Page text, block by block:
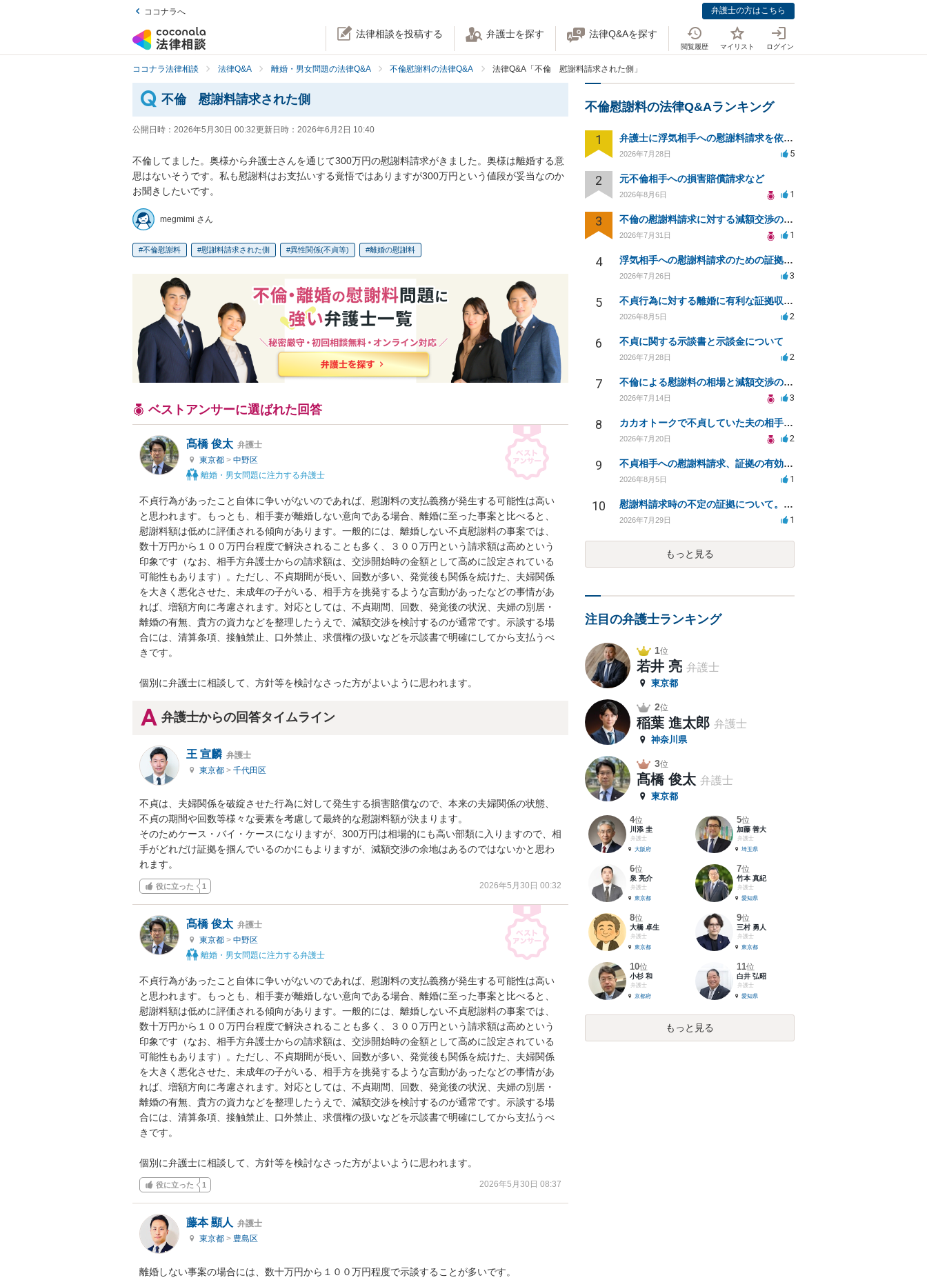
ココナラへ 弁護士の方はこちら
法律相談を投稿する 弁護士を探す 法律Q&Aを探す
閲覧履歴 マイリスト ログイン
ココナラ法律相談 法律Q&A 離婚・男女問題の法律Q&A 不倫慰謝料の法律Q&A 法律Q&A「不倫 慰謝料請求された側」
不倫 慰謝料請求された側
公開日時： 2026年5月30日 00:32更新日時： 2026年6月2日 10:40
不倫してました。奥様から弁護士さんを通じて300万円の慰謝料請求がきました。奥様は離婚する意
思はないそうです。私も慰謝料はお支払いする覚悟ではありますが300万円という値段が妥当なのか
お聞きしたいです。
megmimi さん
不倫慰謝料 慰謝料請求された側 異性関係(不貞等) 離婚の慰謝料
ベストアンサーに選ばれた回答
髙橋 俊太 弁護士
東京都 > 中野区
離婚・男女問題に注力する弁護士
不貞行為があったこと自体に争いがないのであれば、慰謝料の支払義務が発生する可能性は高い
と思われます。もっとも、相手妻が離婚しない意向である場合、離婚に至った事案と比べると、
慰謝料額は低めに評価される傾向があります。一般的には、離婚しない不貞慰謝料の事案では、
数十万円から１００万円台程度で解決されることも多く、３００万円という請求額は高めという
印象です（なお、相手方弁護士からの請求額は、交渉開始時の金額として高めに設定されている
可能性もあります）。ただし、不貞期間が長い、回数が多い、発覚後も関係を続けた、夫婦関係
を大きく悪化させた、未成年の子がいる、相手方を挑発するような言動があったなどの事情があ
れば、増額方向に考慮されます。対応としては、不貞期間、回数、発覚後の状況、夫婦の別居・
離婚の有無、貴方の資力などを整理したうえで、減額交渉を検討するのが通常です。示談する場
合には、清算条項、接触禁止、口外禁止、求償権の扱いなどを示談書で明確にしてから支払うべ
きです。
個別に弁護士に相談して、方針等を検討なさった方がよいように思われます。
弁護士からの回答タイムライン
王 宣麟 弁護士
東京都 > 千代田区
不貞は、夫婦関係を破綻させた行為に対して発生する損害賠償なので、本来の夫婦関係の状態、
不貞の期間や回数等様々な要素を考慮して最終的な慰謝料額が決まります。
そのためケース・バイ・ケースになりますが、300万円は相場的にも高い部類に入りますので、相
手がどれだけ証拠を掴んでいるのかにもよりますが、減額交渉の余地はあるのではないかと思わ
れます。
役に立った 1 2026年5月30日 00:32
髙橋 俊太 弁護士
東京都 > 中野区
離婚・男女問題に注力する弁護士
不貞行為があったこと自体に争いがないのであれば、慰謝料の支払義務が発生する可能性は高い
と思われます。もっとも、相手妻が離婚しない意向である場合、離婚に至った事案と比べると、
慰謝料額は低めに評価される傾向があります。一般的には、離婚しない不貞慰謝料の事案では、
数十万円から１００万円台程度で解決されることも多く、３００万円という請求額は高めという
印象です（なお、相手方弁護士からの請求額は、交渉開始時の金額として高めに設定されている
可能性もあります）。ただし、不貞期間が長い、回数が多い、発覚後も関係を続けた、夫婦関係
を大きく悪化させた、未成年の子がいる、相手方を挑発するような言動があったなどの事情があ
れば、増額方向に考慮されます。対応としては、不貞期間、回数、発覚後の状況、夫婦の別居・
離婚の有無、貴方の資力などを整理したうえで、減額交渉を検討するのが通常です。示談する場
合には、清算条項、接触禁止、口外禁止、求償権の扱いなどを示談書で明確にしてから支払うべ
きです。
個別に弁護士に相談して、方針等を検討なさった方がよいように思われます。
役に立った 1 2026年5月30日 08:37
藤本 顯人 弁護士
東京都 > 豊島区
離婚しない事案の場合には、数十万円から１００万円程度で示談することが多いです。
不倫慰謝料の法律Q&Aランキング
1 弁護士に浮気相手への慰謝料請求を依頼する費用相場は？
2026年7月28日 5
2 元不倫相手への損害賠償請求など
2026年8月6日 1
3 不倫の慰謝料請求に対する減額交渉の可能性と対策
2026年7月31日 1
4 浮気相手への慰謝料請求のための証拠集めと探偵選び
2026年7月26日 3
5 不貞行為に対する離婚に有利な証拠収集方法と法的手続きについて
2026年8月5日 2
6 不貞に関する示談書と示談金について
2026年7月28日 2
7 不倫による慰謝料の相場と減額交渉の可能性について
2026年7月14日 3
8 カカオトークで不貞していた夫の相手を特定したい
2026年7月20日 2
9 不貞相手への慰謝料請求、証拠の有効性と対応方法は？
2026年8月5日 1
10 慰謝料請求時の不定の証拠について。効力があるのか知りたい。
2026年7月29日 1
もっと見る
注目の弁護士ランキング
1位
若井 亮 弁護士
東京都
2位
稲葉 進太郎 弁護士
神奈川県
3位
髙橋 俊太 弁護士
東京都
4位
川添 圭
弁護士
大阪府
5位
加藤 善大
弁護士
埼玉県
6位
泉 亮介
弁護士
東京都
7位
竹本 真紀
弁護士
愛知県
8位
大橋 卓生
弁護士
東京都
9位
三村 勇人
弁護士
東京都
10位
小杉 和
弁護士
京都府
11位
白井 弘昭
弁護士
愛知県
もっと見る